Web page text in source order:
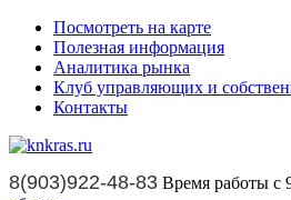
Посмотреть на карте
Полезная информация
Аналитика рынка
Клуб управляющих и
Контакты
8(903)922-48-83 Время работы с